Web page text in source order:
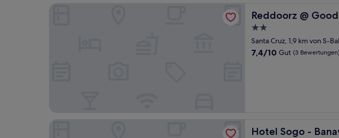
Reddoorz @
Reddoorz @ Good 101
2.0-
Sterne-
Unterkunft
Santa Cruz, 1,9 km von S-
7.4
7,4/10 Gut (3 Bewertungen)
Hotel Sogo -
Hotel Sogo - Banawe